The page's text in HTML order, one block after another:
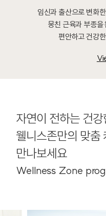
임신과 출산으로 변화
뭉친 근육과 부종을
편안하고 건강
자연이 전하는 건
웰니스존만의 맞춤
만나보세요
Wellness Zone